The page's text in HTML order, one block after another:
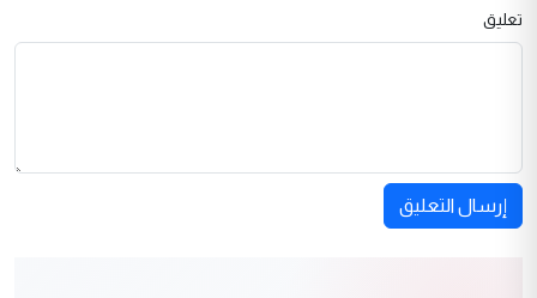
تعليق
إرسال التعليق